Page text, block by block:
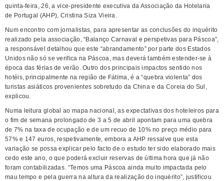
quinta-feira, 26, a vice-presidente executiva da Associação da Hotelaria
de Portugal (AHP), Cristina Siza Vieira.
Num encontro com jornalistas, para apresentar as conclusões do inquérito
realizado pela associação, “Balanço Carnaval e perspetivas para Páscoa”,
a responsável detalhou que este “abrandamento” por parte dos Estados
Unidos não só se verifica na Páscoa, mas deverá também estender-se à
época das férias de verão. Outro dos principais impactos sentido nos
hotéis, principalmente na região de Fátima, é a “quebra violenta” dos
turistas asiáticos provenientes sobretudo da China e da Coreia do Sul,
explicou.
Numa leitura global ao mapa nacional, as expectativas dos hoteleiros para
o fim de semana prolongado de 3 a 5 de abril apontam para uma quebra
de 7% na taxa de ocupação e de um recuo de 10% no preço médio para
57% e 147 euros, respetivamente, embora a AHP ressalve que esta
variação se possa explicar pelo facto de o estudo ter sido elaborado mais
cedo este ano, o que poderá excluir reservas de última hora que já não
foram contabilizadas. “Temos uma Páscoa ainda muito impactada pelo
mau tempo e pela guerra na altura da realização do inquérito”, justificou